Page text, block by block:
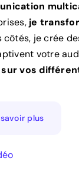
je
côtés, je crée
votre
vos
savoir plus